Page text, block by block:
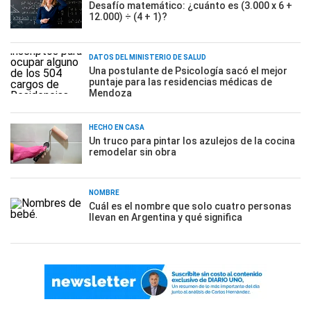
Desafío matemático: ¿cuánto es (3.000 x 6 +
12.000) ÷ (4 + 1)?
DATOS DEL MINISTERIO DE SALUD
Una postulante de Psicología sacó el mejor
puntaje para las residencias médicas de
Mendoza
HECHO EN CASA
Un truco para pintar los azulejos de la cocina
remodelar sin obra
NOMBRE
Cuál es el nombre que solo cuatro personas
llevan en Argentina y qué significa